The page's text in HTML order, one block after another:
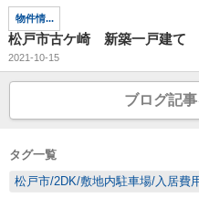
物件情...
松戸市古ケ崎 新築一戸建て
2021-10-15
ブログ記
タグ一覧
松戸市/2DK/敷地内駐車場/入居費